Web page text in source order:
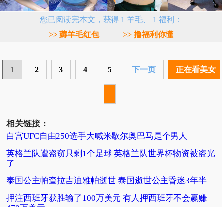
您已阅读完本文，获得 1 羊毛、 1 福利：
>> 薅羊毛红包
>> 撸福利你懂
1 2 3 4 5 下一页 正在看美女
相关链接：
白宫UFC自由250选手大喊米歇尔奥巴马是个男人
英格兰队遭盗窃只剩1个足球 英格兰队世界杯物资被盗光
了
泰国公主帕查拉吉迪雅帕逝世 泰国逝世公主昏迷3年半
押注西班牙获胜输了100万美元 有人押西班牙不会赢赚